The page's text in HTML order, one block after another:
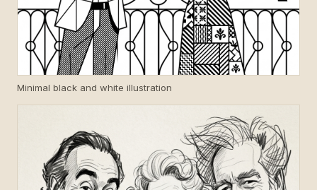
Minimal black and white illustration